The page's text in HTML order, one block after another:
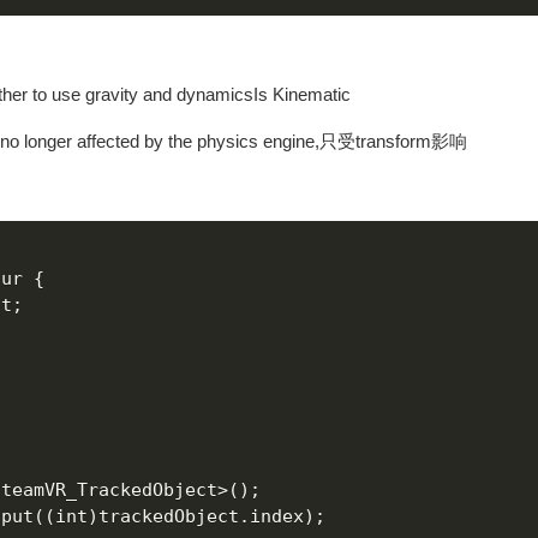
to use gravity and dynamicsIs Kinematic
longer affected by the physics engine,只受transform影响
{